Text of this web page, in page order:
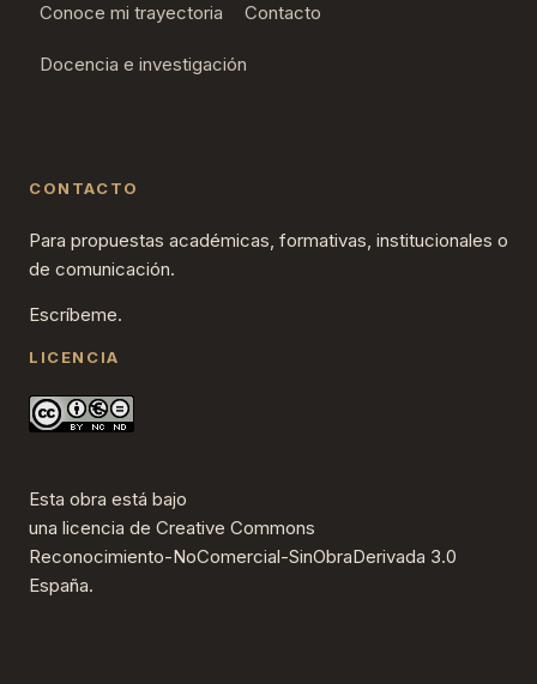
Conoce mi trayectoria Contacto
Docencia e investigación
CONTACTO
Para propuestas académicas, formativas, institucionales o
de comunicación.
Escríbeme.
LICENCIA
Esta obra está bajo
una licencia de Creative Commons
Reconocimiento-NoComercial-SinObraDerivada 3.0
España.